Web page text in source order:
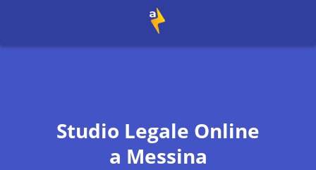
Studio Legale Online
a Messina